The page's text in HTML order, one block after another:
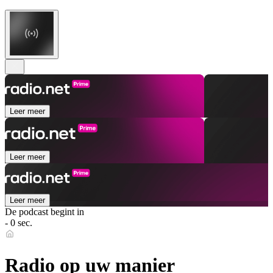
Leer meer
Leer meer
Leer meer
De podcast begint in
- 0 sec.
Radio op uw manier